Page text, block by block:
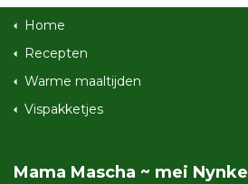
Home
Recepten
Warme maaltijden
Vispakketjes
Mama Mascha ~ mei Nynke